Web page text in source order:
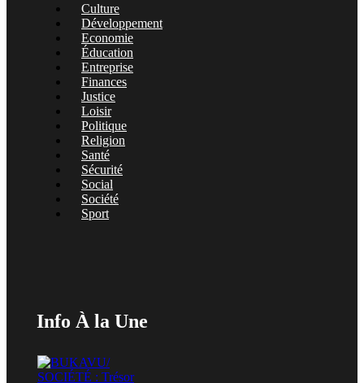
Culture
Développement
Economie
Éducation
Entreprise
Finances
Justice
Loisir
Politique
Religion
Santé
Sécurité
Social
Société
Sport
Info À la Une